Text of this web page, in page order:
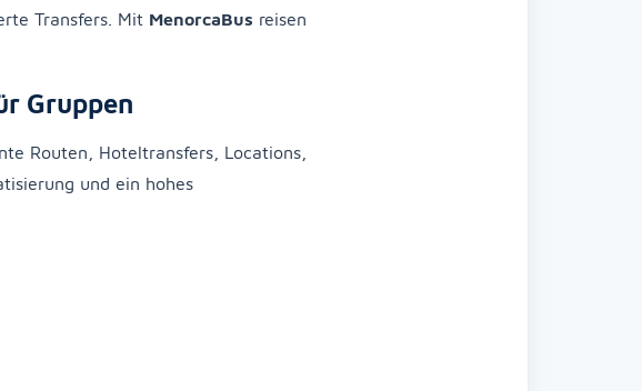
Transfers. Mit MenorcaBus reisen
Gruppen
Routen, Hoteltransfers, Locations,
und ein hohes